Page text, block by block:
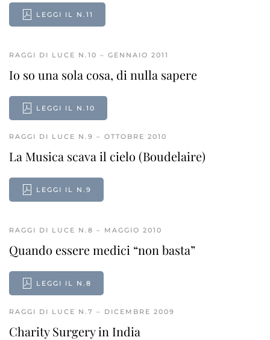
LEGGI IL N.11
RAGGI DI LUCE N.10 – GENNAIO 2011
Io so una sola cosa, di nulla sapere
LEGGI IL N.10
RAGGI DI LUCE N.9 – OTTOBRE 2010
La Musica scava il cielo (Boudelaire)
LEGGI IL N.9
RAGGI DI LUCE N.8 – MAGGIO 2010
Quando essere medici “non basta”
LEGGI IL N.8
RAGGI DI LUCE N.7 – DICEMBRE 2009
Charity Surgery in India